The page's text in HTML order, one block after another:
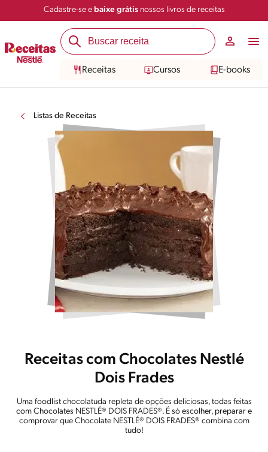
Cadastre-se e baixe grátisnossos livros de receitas
Receitas Cursos E-books
Listas de Receitas
Receitas com Chocolates Nestlé
Dois Frades
Uma foodlist chocolatuda repleta de opções deliciosas, todas feitas
com Chocolates NESTLÉ® DOIS FRADES®. É só escolher, preparar e
comprovar que Chocolate NESTLÉ® DOIS FRADES® combina com
tudo!